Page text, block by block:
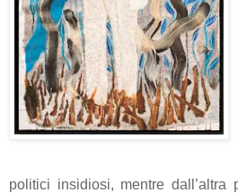
politici insidiosi, mentre dall’altra